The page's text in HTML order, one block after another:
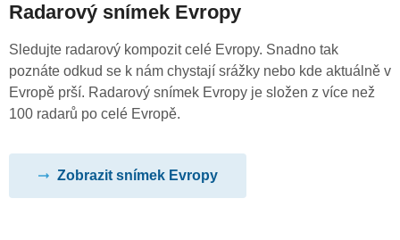
Radarový snímek Evropy
Sledujte radarový kompozit celé Evropy. Snadno tak
poznáte odkud se k nám chystají srážky nebo kde aktuálně v
Evropě prší. Radarový snímek Evropy je složen z více než
100 radarů po celé Evropě.
Zobrazit snímek Evropy